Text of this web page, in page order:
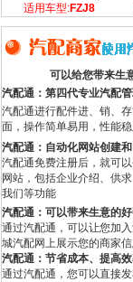
适用车型:FZJ8
可以给您带来生
汽配通：第四代专业汽配
汽配通进行配件进、销、
面，操作简单易用，性能
汽配通：自动化网站创建
汽配通免费注册后，就可
网站，包括企业介绍、供
我们等功能
汽配通：可以带来生意的
通过汽配通，可以让您加
城汽配网上展示您的商家
汽配通：节省成本、提高
通过汽配通，您可以直接